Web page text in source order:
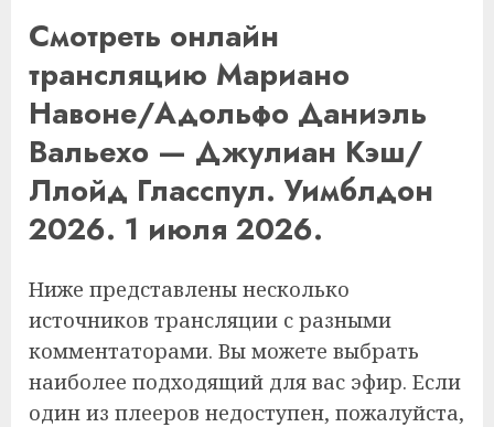
Смотреть онлайн
трансляцию Мариано
Навоне/Адольфо Даниэль
Вальехо — Джулиан Кэш/
Ллойд Гласспул. Уимблдон
2026. 1 июля 2026.
Ниже представлены несколько
источников трансляции с разными
комментаторами. Вы можете выбрать
наиболее подходящий для вас эфир. Если
один из плееров недоступен, пожалуйста,